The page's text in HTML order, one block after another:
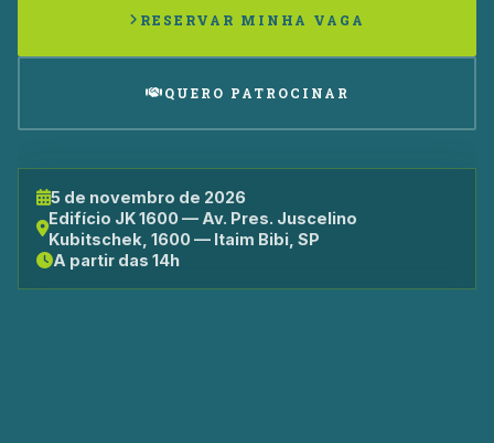
RESERVAR MINHA VAGA
QUERO PATROCINAR
5 de novembro de 2026
Edifício JK 1600 — Av. Pres. Juscelino
Kubitschek, 1600 — Itaim Bibi, SP
A partir das 14h